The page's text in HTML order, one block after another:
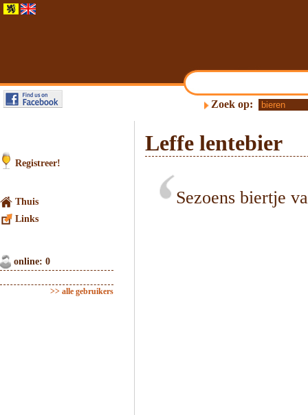
Zoek op:
Registreer!
Thuis
Links
online: 0
>> alle gebruikers
Leffe lentebier
Sezoens biertje